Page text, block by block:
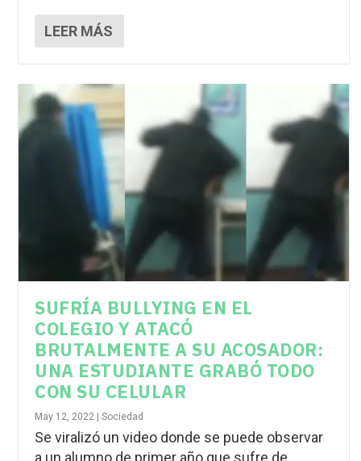
LEER MÁS
SUFRÍA BULLYING EN EL
COLEGIO Y ATACÓ
BRUTALMENTE A SU ACOSADOR:
UNA ESTUDIANTE GRABÓ TODO
CON SU CELULAR
May 12, 2022 |Sociedad
Se viralizó un video donde se puede observar
a un alumno de primer año que sufre de